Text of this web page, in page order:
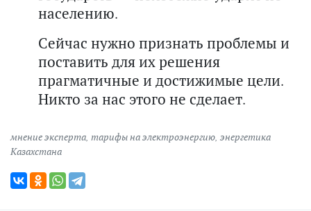
населению.
Сейчас нужно признать проблемы и
поставить для их решения
прагматичные и достижимые цели.
Никто за нас этого не сделает.
мнение эксперта, тарифы на электроэнергию, энергетика
Казахстана